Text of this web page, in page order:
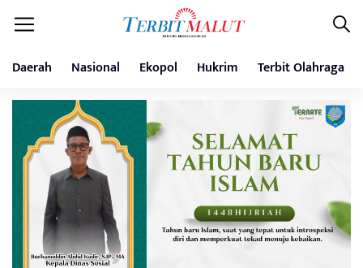
Daerah Nasional Ekopol Hukrim Terbit Olahraga